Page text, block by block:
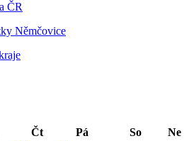
ČR
Němčovice
Čt Pá So
Ne